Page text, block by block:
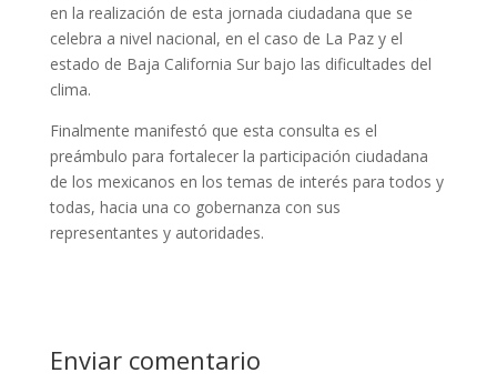
en la realización de esta jornada ciudadana que se
celebra a nivel nacional, en el caso de La Paz y el
estado de Baja California Sur bajo las dificultades del
clima.
Finalmente manifestó que esta consulta es el
preámbulo para fortalecer la participación ciudadana
de los mexicanos en los temas de interés para todos y
todas, hacia una co gobernanza con sus
representantes y autoridades.
Enviar comentario